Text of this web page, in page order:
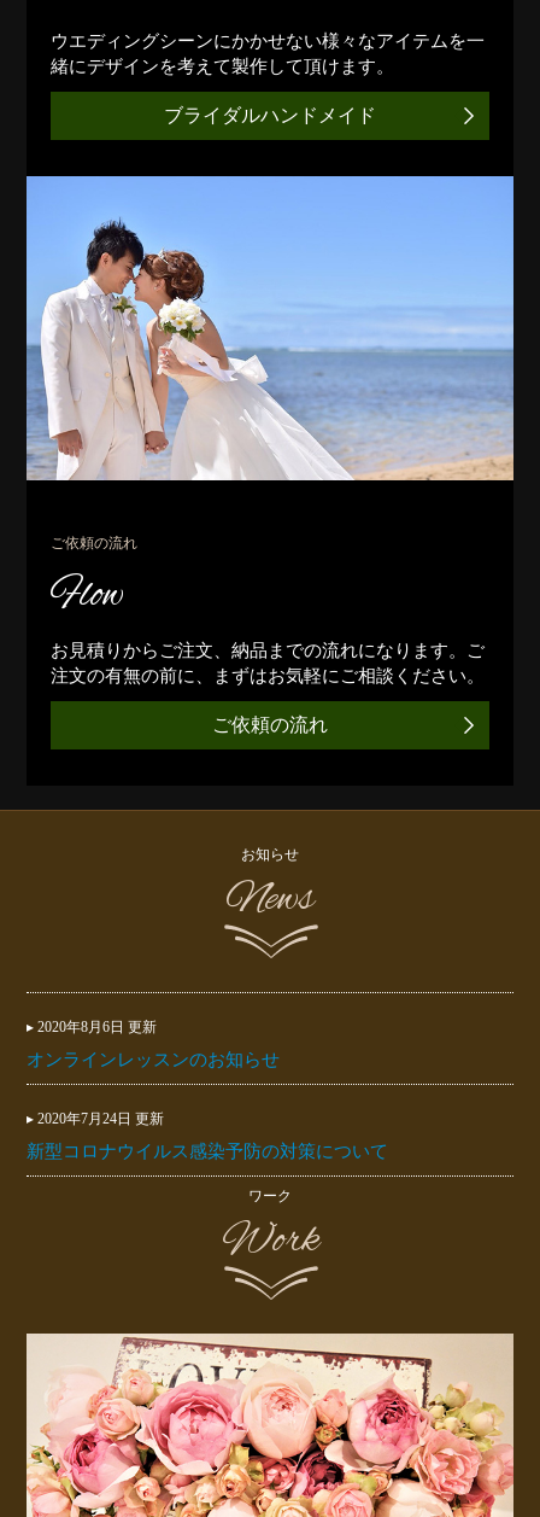
ウエディングシーンにかかせない様々なアイテムを一
緒にデザインを考えて製作して頂けます。
ブライダルハンドメイド
ご依頼の流れ
Flow
お見積りからご注文、納品までの流れになります。ご
注文の有無の前に、まずはお気軽にご相談ください。
ご依頼の流れ
お知らせ
News
▸ 2020年8月6日 更新
オンラインレッスンのお知らせ
▸ 2020年7月24日 更新
新型コロナウイルス感染予防の対策について
ワーク
Work